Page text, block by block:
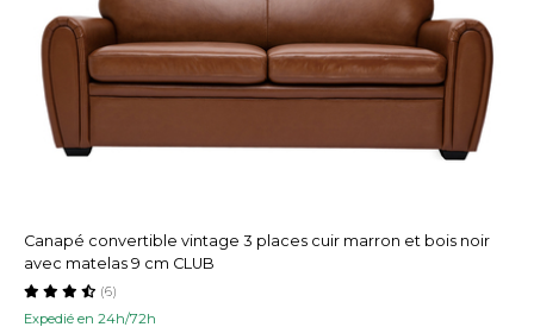
Canapé convertible vintage 3 places cuir marron et bois noir
avec matelas 9 cm CLUB
Expedié en 24h/72h
(6)